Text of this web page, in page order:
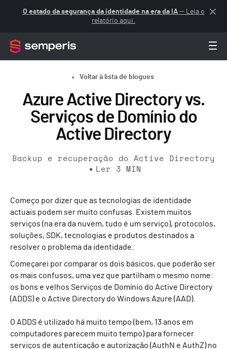
O estado da segurança da identidade na era da IA— Leia o
relatório aqui.
Voltar à lista de blogues
Azure Active Directory vs.
Serviços de Domínio do
Active Directory
Backup e recuperação do Active Directory
Ler
3 MIN
Começo por dizer que as tecnologias de identidade
actuais podem ser muito confusas. Existem muitos
serviços (na era da nuvem, tudo é um serviço), protocolos,
soluções, SDK, tecnologias e produtos destinados a
resolver o problema da identidade.
Começarei por comparar os dois básicos, que poderão ser
os mais confusos, uma vez que partilham o mesmo nome:
os bons e velhos Serviços de Domínio do Active Directory
(ADDS) e o Active Directory do Windows Azure (AAD).
O ADDS é utilizado há muito tempo (bem, 13 anos em
computadores parecem muito tempo) para fornecer
serviços de autenticação e autorização (AuthN e AuthZ) no